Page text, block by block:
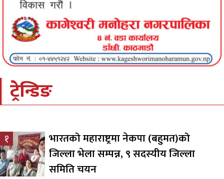
ट्रेन्डिङ
१
भारतको महाराष्ट्रमा नेकपा (बहुमत)को
जिल्ला भेला सम्पन्न, ९ सदस्यीय जिल्ला
समिति चयन